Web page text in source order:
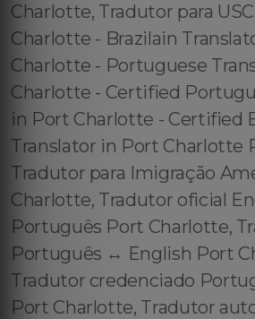
Charlotte, Tradutor para
Charlotte - Brazilain
Charlotte - Portuguese
Charlotte - Certified
in Port Charlotte - Certified
Translator in Port Charlotte
Tradutor para Imigração
Charlotte, Tradutor oficial
Português Port Charlotte,
Português ↔️ English Port
Tradutor credenciado
Port Charlotte, Tradutor